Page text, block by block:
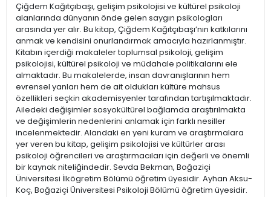
Çiğdem Kağıtçıbaşı, gelişim psikolojisi ve kültürel psikoloji
alanlarında dünyanın önde gelen saygın psikologları
arasında yer alır. Bu kitap, Çiğdem Kağıtçıbaşı’nın katkılarını
anmak ve kendisini onurlandırmak amacıyla hazırlanmıştır.
Kitabın içerdiği makaleler toplumsal psikoloji, gelişim
psikolojisi, kültürel psikoloji ve müdahale politikalarını ele
almaktadır. Bu makalelerde, insan davranışlarının hem
evrensel yanları hem de ait oldukları kültüre mahsus
özellikleri seçkin akademisyenler tarafından tartışılmaktadır.
Ailedeki değişimler sosyokültürel bağlamda araştırılmakta
ve değişimlerin nedenlerini anlamak için farklı nesiller
incelenmektedir. Alandaki en yeni kuram ve araştırmalara
yer veren bu kitap, gelişim psikolojisi ve kültürler arası
psikoloji öğrencileri ve araştırmacıları için değerli ve önemli
bir kaynak niteliğindedir. Sevda Bekman, Boğaziçi
Üniversitesi İlkögretim Bölümü öğretim üyesidir. Ayhan Aksu-
Koç, Boğaziçi Üniversitesi Psikoloji Bölümü öğretim üyesidir.